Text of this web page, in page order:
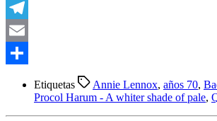
WhatsApp
Telegram
Email
Etiquetas Annie Lennox, años 70,
Procol Harum - A whiter shade of pale,